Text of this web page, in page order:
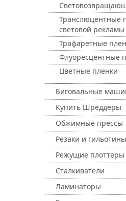
Транслюцентные
световой рекламы
Трафаретные
Флуоресцентные
Цветные пленки
Биговальные
Купить Шреддеры
Обжимные прессы
Резаки и гильотины
Режущие плоттеры
Сталкиватели
Ламинаторы